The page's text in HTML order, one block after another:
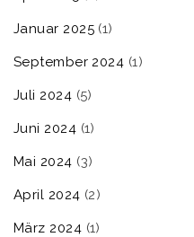
Januar 2025(1)
September 2024 (1)
Juli 2024 (5)
Juni 2024 (1)
Mai 2024 (3)
April 2024 (2)
März 2024 (1)